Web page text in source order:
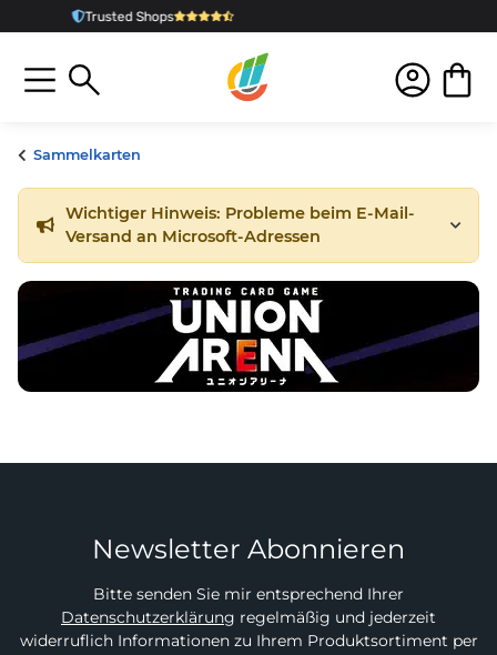
Sammelkarten
Wichtiger Hinweis: Probleme beim E-Mail-
Versand an Microsoft-Adressen
Newsletter Abonnieren
Bitte senden Sie mir entsprechend Ihrer
Datenschutzerklärung regelmäßig und jederzeit
widerruflich Informationen zu Ihrem Produktsortiment per